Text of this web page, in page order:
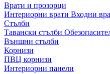
Врати и прозорци
Интериорни врати Входни
Стълби
Тавански стълби
Външни стълби
Корнизи
ПВЦ корнизи
Интериорни панели